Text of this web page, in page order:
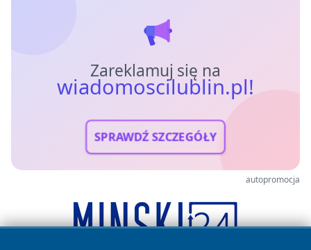
Zareklamuj się na
wiadomoscilublin.pl!
SPRAWDŹ SZCZEGÓŁY
autopromocja